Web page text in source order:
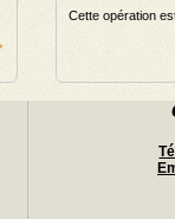
Cette opération